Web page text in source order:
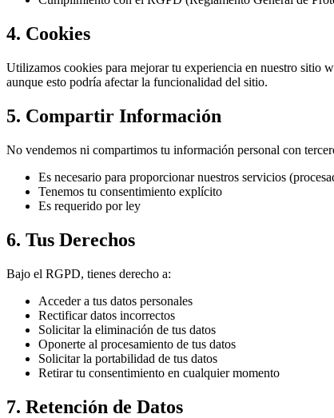
4. Cookies
Utilizamos cookies para mejorar tu experiencia en nuestro sitio
aunque esto podría afectar la funcionalidad del sitio.
5. Compartir Información
No vendemos ni compartimos tu información personal con
Es necesario para proporcionar nuestros servicios
Tenemos tu consentimiento explícito
Es requerido por ley
6. Tus Derechos
Bajo el RGPD, tienes derecho a:
Acceder a tus datos personales
Rectificar datos incorrectos
Solicitar la eliminación de tus datos
Oponerte al procesamiento de tus datos
Solicitar la portabilidad de tus datos
Retirar tu consentimiento en cualquier momento
7. Retención de Datos